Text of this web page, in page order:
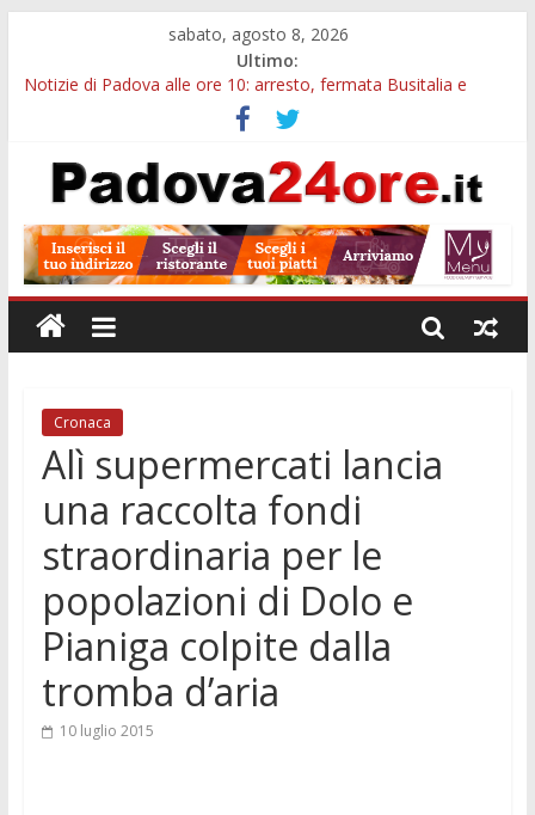
sabato, agosto 8, 2026
Ultimo:
Notizie di Padova alle ore 10: arresto, fermata Busitalia e
Notizie di Padova alle ore 23: maltrattamenti, arresto a
Limena e progetto Cool Shop
Bando sicurezza urbana Veneto: 650mila euro per Comuni e
Sicurezza esodo estivo Padova: più controlli su strade, stazioni
e treni
Bonus trasporto pubblico Veneto: 200 euro per l’abbonamento
annuale
Cronaca
Alì supermercati lancia
una raccolta fondi
straordinaria per le
popolazioni di Dolo e
Pianiga colpite dalla
tromba d’aria
10 luglio 2015